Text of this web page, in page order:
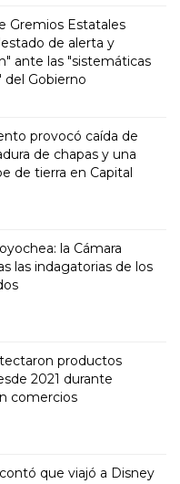
Gremios Estatales
de alerta y
ante las "sistemáticas
del Gobierno
provocó caída de
de chapas y una
de tierra en Capital
la Cámara
las indagatorias de los
productos
2021 durante
comercios
que viajó a Disney